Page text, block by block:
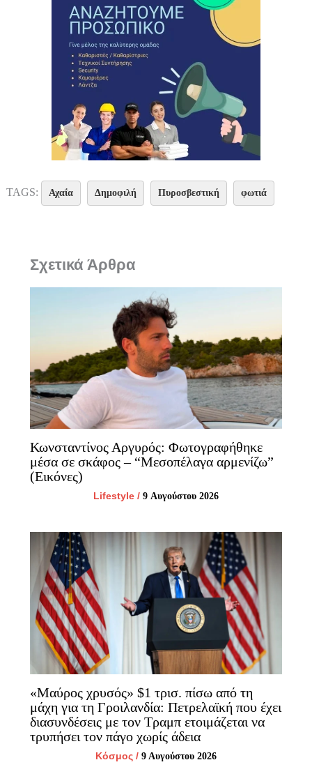
TAGS: Αχαΐα Δημοφιλή Πυροσβεστική φωτιά
Σχετικά Άρθρα
Κωνσταντίνος Αργυρός: Φωτογραφήθηκε
μέσα σε σκάφος – “Μεσοπέλαγα αρμενίζω”
(Εικόνες)
Lifestyle / 9 Αυγούστου 2026
«Μαύρος χρυσός» $1 τρισ. πίσω από τη
μάχη για τη Γροιλανδία: Πετρελαϊκή που έχει
διασυνδέσεις με τον Τραμπ ετοιμάζεται να
τρυπήσει τον πάγο χωρίς άδεια
Κόσμος / 9 Αυγούστου 2026